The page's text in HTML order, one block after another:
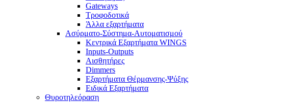
Gateways
Τροφοδοτικά
Άλλα εξαρτήματα
Ασύρματο-Σύστημα-Αυτοματισμού
Κεντρικά Εξαρτήματα WINGS
Inputs-Outputs
Αισθητήρες
Dimmers
Εξαρτήματα Θέρμανσης-Ψύξης
Ειδικά Εξαρτήματα
Θυροτηλεόραση